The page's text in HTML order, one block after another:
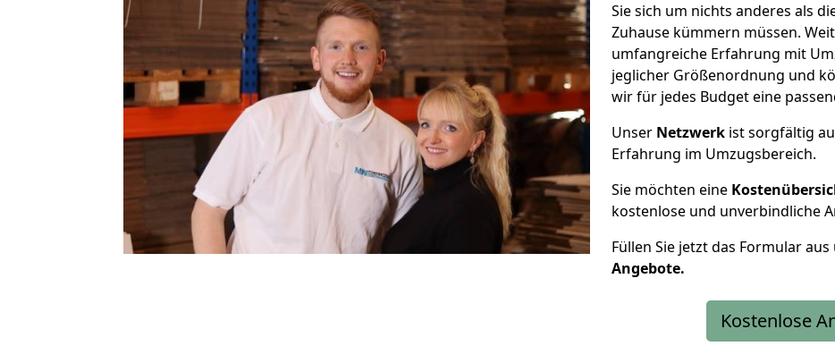
Sie sich um nichts anderes als
Zuhause kümmern müssen.
umfangreiche Erfahrung mit
jeglicher Größenordnung und
wir für jedes Budget eine
Unser Netzwerk ist sorgfältig
Erfahrung im Umzugsbereich.
Sie möchten eine
kostenlose und unverbindliche
Füllen Sie jetzt das Formular
Angebote.
Kostenlose